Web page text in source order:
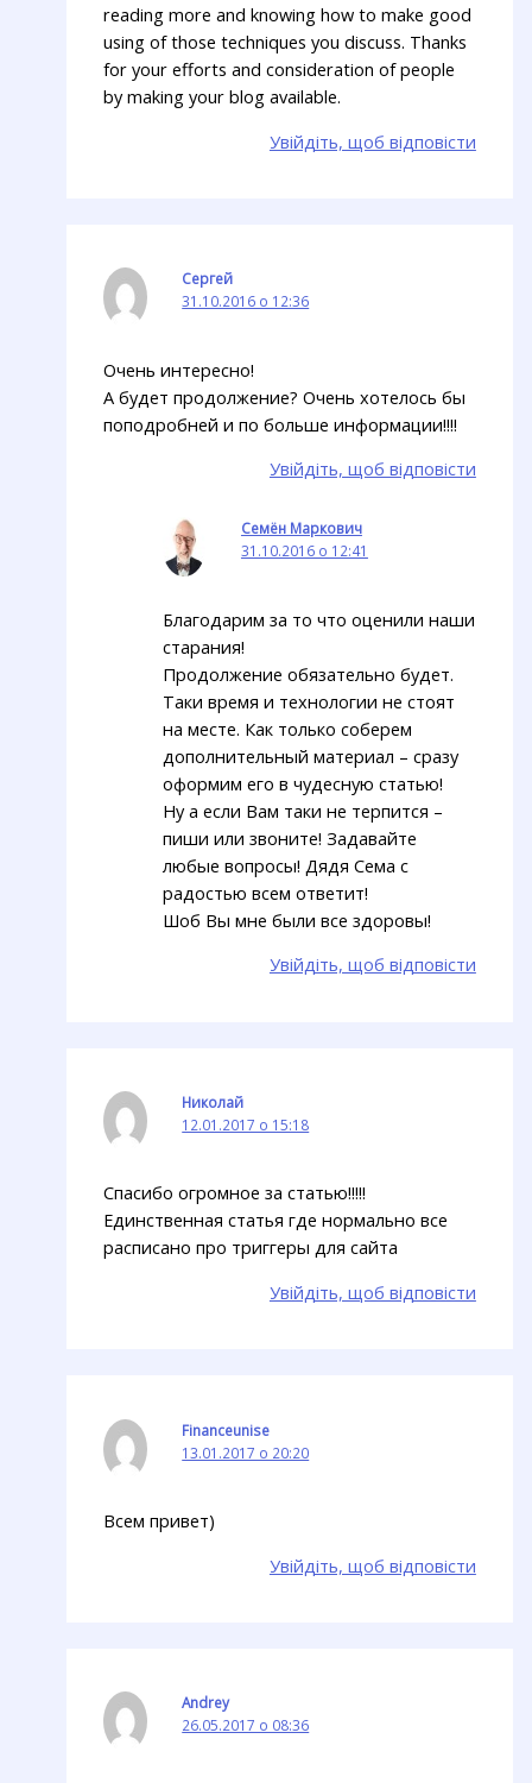
reading more and knowing how to make good
using of those techniques you discuss. Thanks
for your efforts and consideration of people
by making your blog available.
Увійдіть, щоб відповісти
Сергей
31.10.2016 о 12:36
Очень интересно!
А будет продолжение? Очень хотелось бы
поподробней и по больше информации!!!!
Увійдіть, щоб відповісти
Семён Маркович
31.10.2016 о 12:41
Благодарим за то что оценили наши
старания!
Продолжение обязательно будет.
Таки время и технологии не стоят
на месте. Как только соберем
дополнительный материал – сразу
оформим его в чудесную статью!
Ну а если Вам таки не терпится –
пиши или звоните! Задавайте
любые вопросы! Дядя Сема с
радостью всем ответит!
Шоб Вы мне были все здоровы!
Увійдіть, щоб відповісти
Николай
12.01.2017 о 15:18
Спасибо огромное за статью!!!!!
Единственная статья где нормально все
расписано про триггеры для сайта
Увійдіть, щоб відповісти
Financeunise
13.01.2017 о 20:20
Всем привет)
Увійдіть, щоб відповісти
Andrey
26.05.2017 о 08:36